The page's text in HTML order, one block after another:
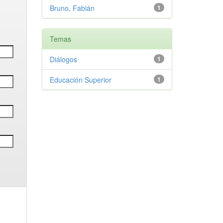
1
Bruno, Fabián
Temas
1
Diálogos
1
Educación Superior